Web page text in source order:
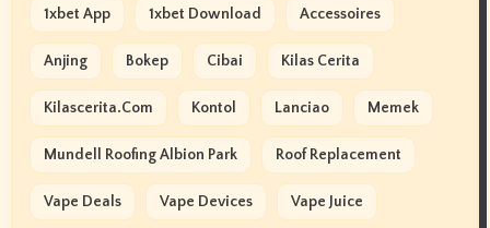
1xbet App 1xbet Download Accessoires
Anjing Bokep Cibai Kilas Cerita
Kilascerita.com Kontol Lanciao Memek
Mundell Roofing Albion Park Roof Replacement
Vape Deals Vape Devices Vape Juice